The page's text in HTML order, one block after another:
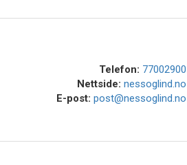
Telefon: 77002900
Nettside: nessoglind.no
E-post: post@nessoglind.no